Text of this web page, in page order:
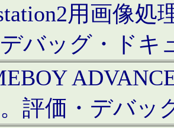
用画像
バッグ・ドキ
評価・デバッ